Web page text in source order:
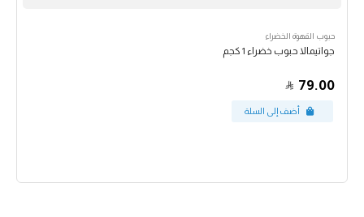
حبوب القهوة الخضراء
جواتيمالا حبوب خضراء 1 كجم
79.00